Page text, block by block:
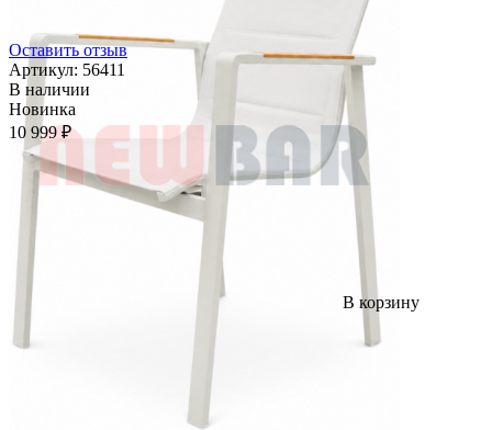
Оставить отзыв
Артикул: 56411
В наличии
Новинка
10 999 ₽
В корзину